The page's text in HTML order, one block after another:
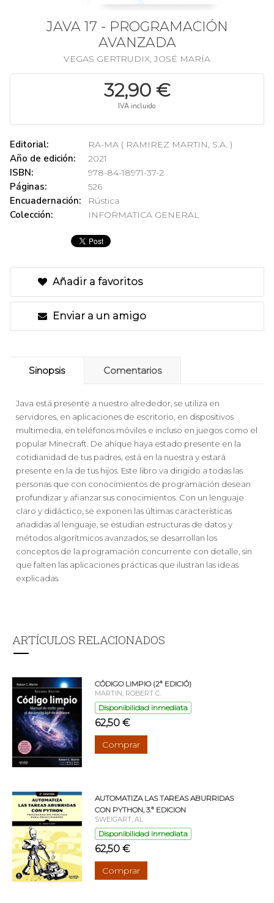
JAVA 17 - PROGRAMACIÓN
AVANZADA
VEGAS GERTRUDIX, JOSÉ MARÍA
32,90 €
IVA incluido
Editorial: RA-MA ( RAMIREZ MARTIN, S.A. )
Año de edición: 2021
ISBN: 978-84-18971-37-2
Páginas: 526
Encuadernación: Rústica
Colección: INFORMATICA GENERAL
Añadir a favoritos
Enviar a un amigo
Sinopsis Comentarios
Java está presente a nuestro alrededor, se utiliza en
servidores, en aplicaciones de escritorio, en dispositivos
multimedia, en teléfonos móviles e incluso en juegos como el
popular Minecraft. De ahíque haya estado presente en la
cotidianidad de tus padres, está en la nuestra y estará
presente en la de tus hijos. Este libro va dirigido a todas las
personas que con conocimientos de programación desean
profundizar y afianzar sus conocimientos. Con un lenguaje
claro y didáctico, se exponen las últimas características
añadidas al lenguaje, se estudian estructuras de datos y
métodos algorítmicos avanzados, se desarrollan los
conceptos de la programación concurrente con detalle, sin
que falten las aplicaciones prácticas que ilustran las ideas
explicadas.
ARTÍCULOS RELACIONADOS
CÓDIGO LIMPIO (2ª EDICIÓ)
MARTIN, ROBERT C.
Disponibilidad inmediata
62,50 €
Comprar
AUTOMATIZA LAS TAREAS ABURRIDAS
CON PYTHON, 3.ª EDICION
SWEIGART, AL
Disponibilidad inmediata
62,50 €
Comprar